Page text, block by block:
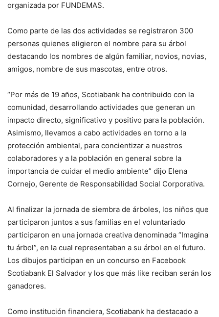
organizada por FUNDEMAS.
Como parte de las dos actividades se registraron 300
personas quienes eligieron el nombre para su árbol
destacando los nombres de algún familiar, novios, novias,
amigos, nombre de sus mascotas, entre otros.
“Por más de 19 años, Scotiabank ha contribuido con la
comunidad, desarrollando actividades que generan un
impacto directo, significativo y positivo para la población.
Asimismo, llevamos a cabo actividades en torno a la
protección ambiental, para concientizar a nuestros
colaboradores y a la población en general sobre la
importancia de cuidar el medio ambiente” dijo Elena
Cornejo, Gerente de Responsabilidad Social Corporativa.
Al finalizar la jornada de siembra de árboles, los niños que
participaron juntos a sus familias en el voluntariado
participaron en una jornada creativa denominada “Imagina
tu árbol”, en la cual representaban a su árbol en el futuro.
Los dibujos participan en un concurso en Facebook
Scotiabank El Salvador y los que más like reciban serán los
ganadores.
Como institución financiera, Scotiabank ha destacado a